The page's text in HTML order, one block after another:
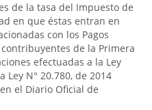
de la tasa del Impuesto de
en que éstas entran en
con los Pagos
de la Primera
efectuadas a la Ley
N° 20.780, de 2014
el Diario Oficial de